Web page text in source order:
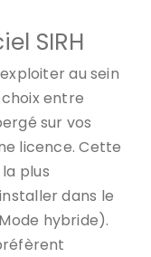
SIRH
au sein
entre
sur vos
licence. Cette
plus
dans le
hybride).